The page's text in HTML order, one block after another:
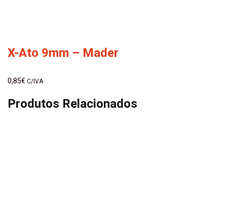
X-Ato 9mm – Mader
0,85€ C/IVA
Produtos Relacionados